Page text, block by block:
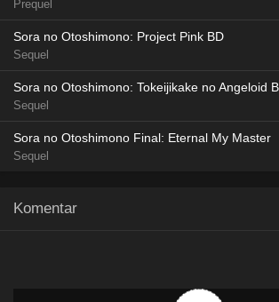
Prequel
Sora no Otoshimono: Project Pink BD
Sequel
Sora no Otoshimono: Tokeijikake no Angeloid
Sequel
Sora no Otoshimono Final: Eternal My Master
Sequel
Komentar